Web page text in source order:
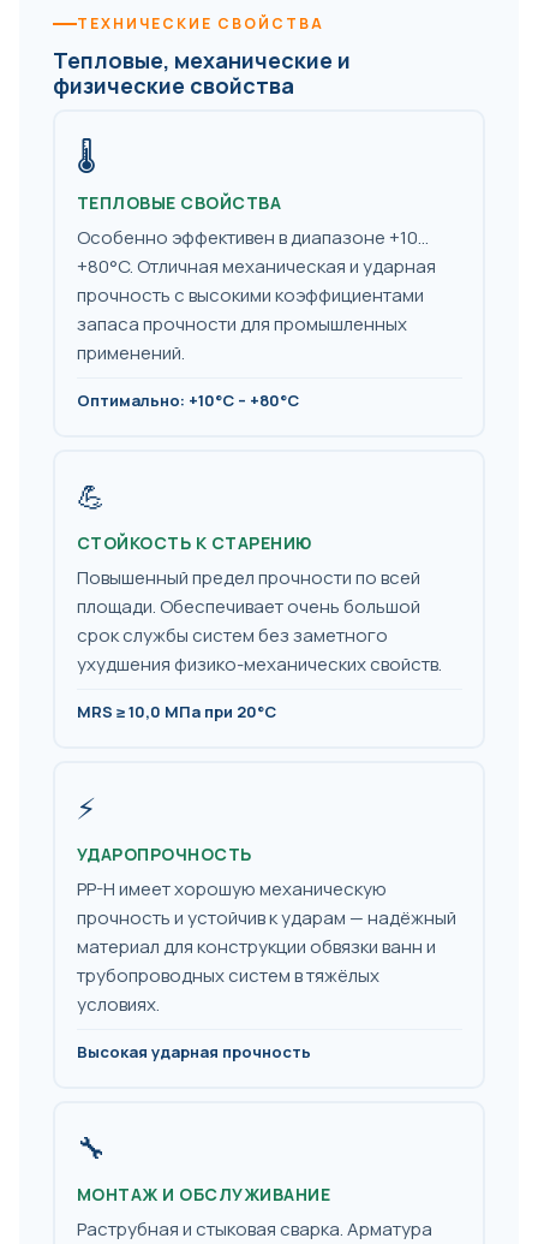
ТЕХНИЧЕСКИЕ СВОЙСТВА
Тепловые, механические и
физические свойства
🌡️
ТЕПЛОВЫЕ СВОЙСТВА
Особенно эффективен в диапазоне +10…
+80°C. Отличная механическая и ударная
прочность с высокими коэффициентами
запаса прочности для промышленных
применений.
Оптимально: +10°C – +80°C
💪
СТОЙКОСТЬ К СТАРЕНИЮ
Повышенный предел прочности по всей
площади. Обеспечивает очень большой
срок службы систем без заметного
ухудшения физико-механических свойств.
MRS ≥ 10,0 МПа при 20°C
⚡
УДАРОПРОЧНОСТЬ
PP-H имеет хорошую механическую
прочность и устойчив к ударам — надёжный
материал для конструкции обвязки ванн и
трубопроводных систем в тяжёлых
условиях.
Высокая ударная прочность
🔧
МОНТАЖ И ОБСЛУЖИВАНИЕ
Раструбная и стыковая сварка. Арматура